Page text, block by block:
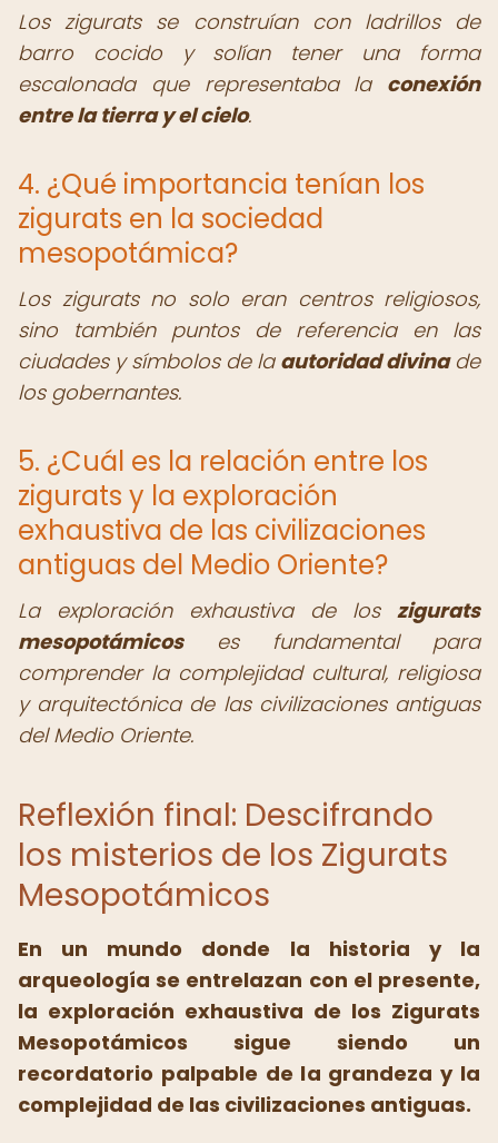
Los zigurats se construían con ladrillos de
barro cocido y solían tener una forma
escalonada que representaba la conexión
entre la tierra y el cielo.
4. ¿Qué importancia tenían los
zigurats en la sociedad
mesopotámica?
Los zigurats no solo eran centros religiosos,
sino también puntos de referencia en las
ciudades y símbolos de la autoridad divinade
los gobernantes.
5. ¿Cuál es la relación entre los
zigurats y la exploración
exhaustiva de las civilizaciones
antiguas del Medio Oriente?
La exploración exhaustiva de los zigurats
mesopotámicoses fundamental para
comprender la complejidad cultural, religiosa
y arquitectónica de las civilizaciones antiguas
del Medio Oriente.
Reflexión final: Descifrando
los misterios de los Zigurats
Mesopotámicos
En un mundo donde la historia y la
arqueología se entrelazan con el presente,
la exploración exhaustiva de los Zigurats
Mesopotámicos sigue siendo un
recordatorio palpable de la grandeza y la
complejidad de las civilizaciones antiguas.